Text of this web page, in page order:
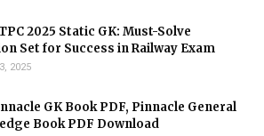
2025 Static GK: Must-Solve
Set for Success in Railway Exam
2025
GK Book PDF, Pinnacle General
Book PDF Download